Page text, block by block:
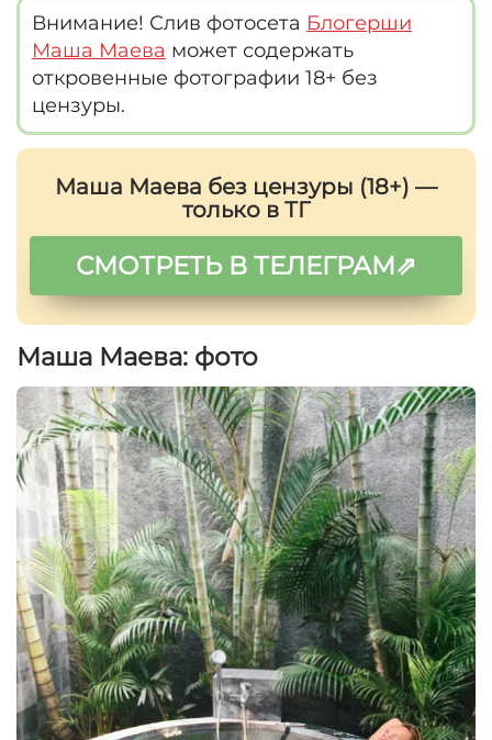
Внимание! Слив фотосета Блогерши
Маша Маева может содержать
откровенные фотографии 18+ без
цензуры.
Маша Маева без цензуры (18+) —
только в ТГ
СМОТРЕТЬ В ТЕЛЕГРАМ⇗
Маша Маева: фото